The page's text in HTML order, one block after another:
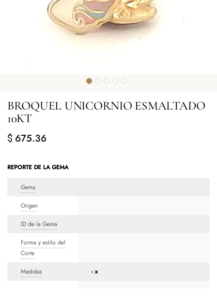
BROQUEL UNICORNIO ESMALTADO
10KT
$ 675.36
REPORTE DE LA GEMA
Gema
Origen
ID de la Gema
Forma y estilo del
Corte
Medidas - x